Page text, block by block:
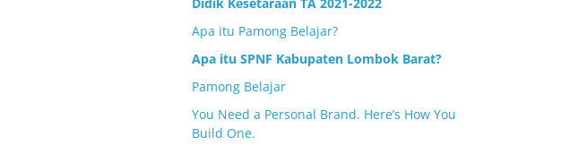
Apa itu Pamong Belajar?
Apa itu SPNF Kabupaten Lombok Barat?
Pamong Belajar
You Need a Personal Brand. Here’s How You
Build One.